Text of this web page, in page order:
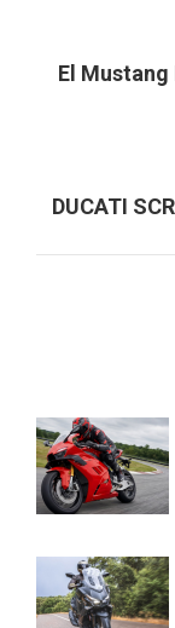
El Mustang
DUCATI